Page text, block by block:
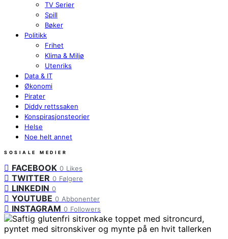
TV Serier
Spill
Bøker
Politikk
Frihet
Klima & Miljø
Utenriks
Data & IT
Økonomi
Pirater
Diddy rettssaken
Konspirasjonsteorier
Helse
Noe helt annet
SOSIALE MEDIER
FACEBOOK 0 Likes
TWITTER 0 Følgere
LINKEDIN 0
YOUTUBE 0 Abbonenter
INSTAGRAM 0 Followers